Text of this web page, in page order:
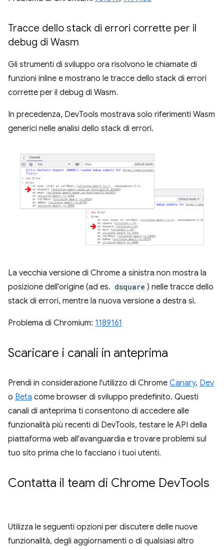
Tracce dello stack di errori corrette per il
debug di Wasm
Gli strumenti di sviluppo ora risolvono le chiamate di
funzioni inline e mostrano le tracce dello stack di errori
corrette per il debug di Wasm.
In precedenza, DevTools mostrava solo riferimenti Wasm
generici nelle analisi dello stack di errori.
La vecchia versione di Chrome a sinistra non mostra la
posizione dell'origine (ad es. dsquare ) nelle tracce dello
stack di errori, mentre la nuova versione a destra sì.
Problema di Chromium: 1189161
Scaricare i canali in anteprima
Prendi in considerazione l'utilizzo di Chrome Canary, Dev
o Beta come browser di sviluppo predefinito. Questi
canali di anteprima ti consentono di accedere alle
funzionalità più recenti di DevTools, testare le API della
piattaforma web all'avanguardia e trovare problemi sul
tuo sito prima che lo facciano i tuoi utenti.
Contatta il team di Chrome DevTools
Utilizza le seguenti opzioni per discutere delle nuove
funzionalità, degli aggiornamenti o di qualsiasi altro